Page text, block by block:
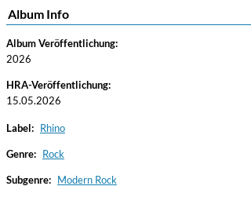
Cindy Blackman Santana
Album Info
Album Veröffentlichung:
2026
HRA-Veröffentlichung:
15.05.2026
Label: Rhino
Genre: Rock
Subgenre: Modern Rock